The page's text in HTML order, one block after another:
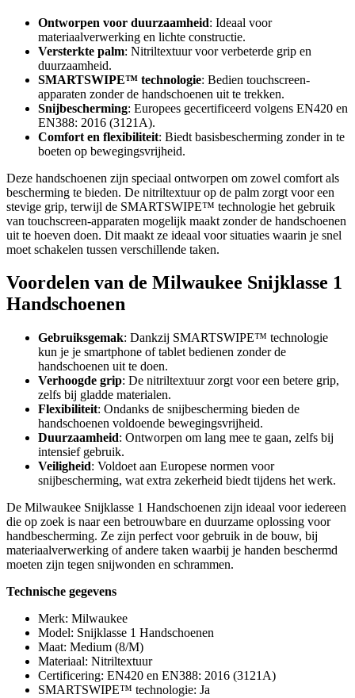
Ontworpen voor duurzaamheid: Ideaal voor
materiaalverwerking en lichte constructie.
Versterkte palm: Nitriltextuur voor verbeterde grip en
duurzaamheid.
SMARTSWIPE™ technologie: Bedien touchscreen-
apparaten zonder de handschoenen uit te trekken.
Snijbescherming: Europees gecertificeerd volgens EN420 en
EN388: 2016 (3121A).
Comfort en flexibiliteit: Biedt basisbescherming zonder in te
boeten op bewegingsvrijheid.
Deze handschoenen zijn speciaal ontworpen om zowel comfort als
bescherming te bieden. De nitriltextuur op de palm zorgt voor een
stevige grip, terwijl de SMARTSWIPE™ technologie het gebruik
van touchscreen-apparaten mogelijk maakt zonder de handschoenen
uit te hoeven doen. Dit maakt ze ideaal voor situaties waarin je snel
moet schakelen tussen verschillende taken.
Voordelen van de Milwaukee Snijklasse 1
Handschoenen
Gebruiksgemak: Dankzij SMARTSWIPE™ technologie
kun je je smartphone of tablet bedienen zonder de
handschoenen uit te doen.
Verhoogde grip: De nitriltextuur zorgt voor een betere grip,
zelfs bij gladde materialen.
Flexibiliteit: Ondanks de snijbescherming bieden de
handschoenen voldoende bewegingsvrijheid.
Duurzaamheid: Ontworpen om lang mee te gaan, zelfs bij
intensief gebruik.
Veiligheid: Voldoet aan Europese normen voor
snijbescherming, wat extra zekerheid biedt tijdens het werk.
De Milwaukee Snijklasse 1 Handschoenen zijn ideaal voor iedereen
die op zoek is naar een betrouwbare en duurzame oplossing voor
handbescherming. Ze zijn perfect voor gebruik in de bouw, bij
materiaalverwerking of andere taken waarbij je handen beschermd
moeten zijn tegen snijwonden en schrammen.
Technische gegevens
Merk: Milwaukee
Model: Snijklasse 1 Handschoenen
Maat: Medium (8/M)
Materiaal: Nitriltextuur
Certificering: EN420 en EN388: 2016 (3121A)
SMARTSWIPE™ technologie: Ja